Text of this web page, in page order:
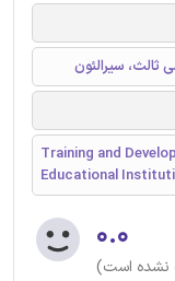
ثالث، سیرالئون
Training and
Educational
۰.۰
نشده است)